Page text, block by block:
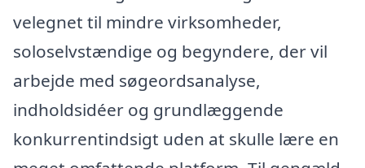
velegnet til mindre virksomheder,
soloselvstændige og begyndere, der vil
arbejde med søgeordsanalyse,
indholdsidéer og grundlæggende
konkurrentindsigt uden at skulle lære en